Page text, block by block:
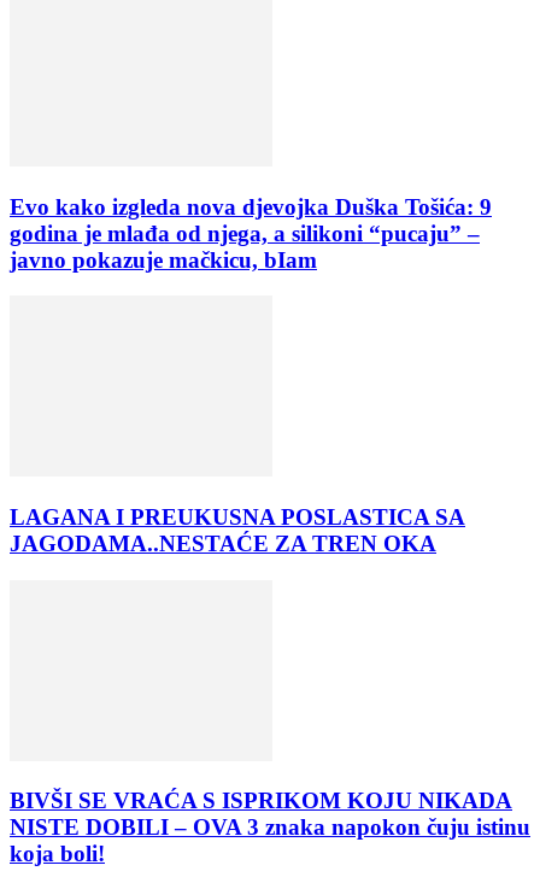
Evo kako izgleda nova djevojka Duška Tošića: 9
godina je mlađa od njega, a silikoni “pucaju” –
javno pokazuje mačkicu, bIam
LAGANA I PREUKUSNA POSLASTICA SA
JAGODAMA..NESTAĆE ZA TREN OKA
BIVŠI SE VRAĆA S ISPRIKOM KOJU NIKADA
NISTE DOBILI – OVA 3 znaka napokon čuju istinu
koja boli!